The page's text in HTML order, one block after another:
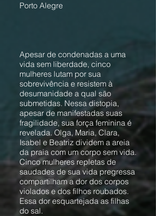
Porto Alegre
Apesar de condenadas a uma
vida sem liberdade, cinco
mulheres lutam por sua
sobrevivência e resistem à
desumanidade a qual são
submetidas. Nessa distopia,
apesar de manifestadas suas
fragilidade, sua força feminina é
revelada. Olga, Maria, Clara,
Isabel e Beatriz dividem a areia
da praia com um corpo sem vida.
Cinco mulheres repletas de
saudades de sua vida pregressa
compartilham a dor dos corpos
violados e dos filhos roubados.
Essa dor esquartejada as filhas
do sal.